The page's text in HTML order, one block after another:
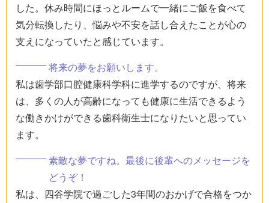
した。休み時間にほっとルームで一緒にご飯を食べて
気分転換したり、悩みや不安を話し合えたことが心の
支えになっていたと感じています。
将来の夢をお願いします。
私は歯学部口腔健康科学科に進学するのですが、将来
は、多くの人が高齢になっても健康に生活できるよう
な働きかけができる歯科衛生士になりたいと思ってい
ます。
素敵な夢ですね。最後に後輩へのメッセージを
どうぞ！
私は、四谷学院で過ごした3年間のおかげで合格をつか